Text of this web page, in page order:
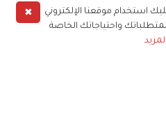
✖
استخدام موقعنا الإلكتروني
واحتياجاتك الخاصة
المزيد